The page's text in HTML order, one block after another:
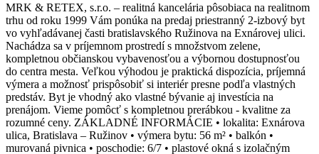
MRK & RETEX, s.r.o. – realitná kancelária pôsobiaca na realitnom
trhu od roku 1999 Vám ponúka na predaj priestranný 2-izbový byt
vo vyhľadávanej časti bratislavského Ružinova na Exnárovej ulici.
Nachádza sa v príjemnom prostredí s množstvom zelene,
kompletnou občianskou vybavenosťou a výbornou dostupnosťou
do centra mesta. Veľkou výhodou je praktická dispozícia, príjemná
výmera a možnosť prispôsobiť si interiér presne podľa vlastných
predstáv. Byt je vhodný ako vlastné bývanie aj investícia na
prenájom. Vieme pomôcť s kompletnou prerábkou - kvalitne za
rozumné ceny. ZÁKLADNÉ INFORMÁCIE • lokalita: Exnárova
ulica, Bratislava – Ružinov • výmera bytu: 56 m² • balkón •
murovaná pivnica • poschodie: 6/7 • plastové okná s izolačným